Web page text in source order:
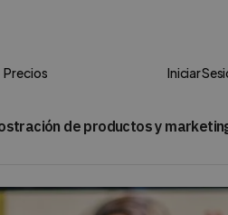
Precios Iniciar
de productos y